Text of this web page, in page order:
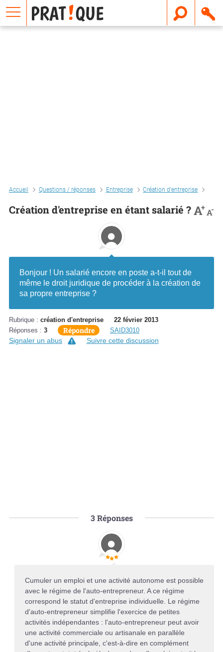
Accueil Questions / réponses Entreprise Création d'entreprise
Création d'entreprise en étant salarié ?A+A-
Bonjour ! Un salarié encore en poste a-t-il tout de
même le droit juridique de procéder à la création de
sa propre entreprise ?
Rubrique : création d'entreprise
22 février 2013
Réponses : 3 Répondre SAID3010
Signaler un abus Suivre cette discussion
3Réponses
Cumuler un emploi et une activité autonome est possible
avec le régime de l'auto-entrepreneur. A ce régime
correspond le statut d'entreprise individuelle. Le régime
d'auto-entrepreneur simplifie l'exercice de petites
activités indépendantes : l'auto-entrepreneur peut avoir
une activité commerciale ou artisanale en parallèle
d'une activité principale, c'est-à-dire en complément
E
m
a